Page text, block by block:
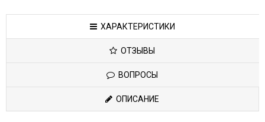
ХАРАКТЕРИСТИКИ
ОТЗЫВЫ
ВОПРОСЫ
ОПИСАНИЕ